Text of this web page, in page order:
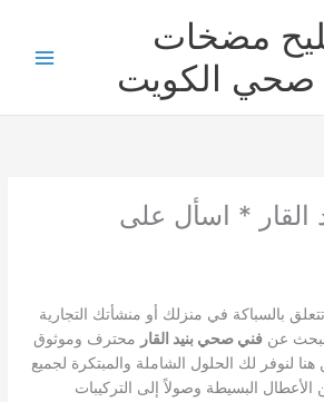
مضخات
صحي الكويت
* اسأل على
بالسباكة في منزلك أو منشأتك التجارية
البحث عنفني صحي بنيد القار محترف وموثوق
لنوفر لك الحلول الشاملة والمبتكرة لجميع
الأعطال البسيطة وصولاً إلى التركيبات